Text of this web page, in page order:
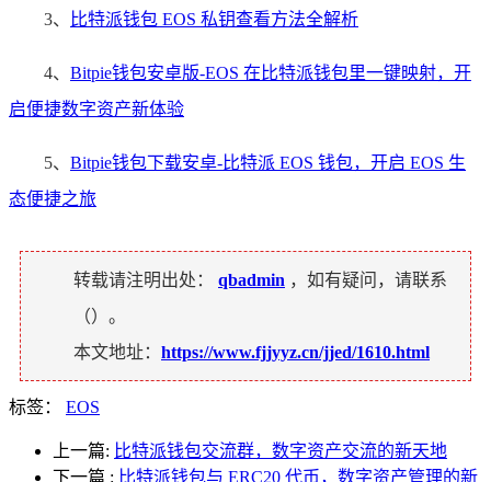
3、 比特派钱包 EOS 私钥查看方法全解析
4、 Bitpie钱包安卓版-EOS 在比特派钱包里一键映射，开
启便捷数字资产新体验
5、 Bitpie钱包下载安卓-比特派 EOS 钱包，开启 EOS 生
态便捷之旅
转载请注明出处： qbadmin ，如有疑问，请联系
（）。
本文地址： https://www.fjjyyz.cn/jjed/1610.html
标签： EOS
上一篇: 比特派钱包交流群，数字资产交流的新天地
下一篇 : 比特派钱包与 ERC20 代币，数字资产管理的新